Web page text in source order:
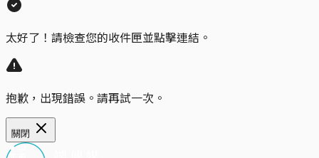
太好了！請檢查您的收件匣並點擊連結。
抱歉，出現錯誤。請再試一次。
關閉